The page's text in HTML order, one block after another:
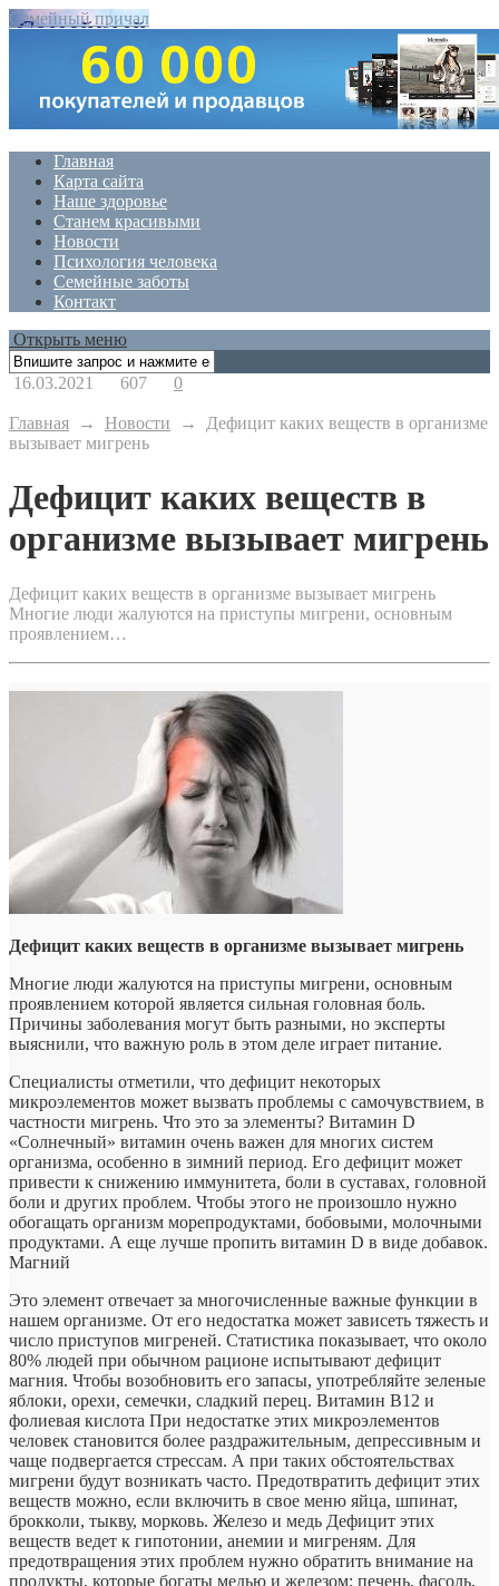
Семейный причал
Главная
Карта сайта
Наше здоровье
Станем красивыми
Новости
Психология человека
Семейные заботы
Контакт
Открыть меню
16.03.2021 607 0
Главная → Новости →
Дефицит каких веществ в организме
вызывает мигрень
Дефицит каких веществ в
организме вызывает мигрень
Дефицит каких веществ в организме вызывает мигрень
Многие люди жалуются на приступы мигрени, основным
проявлением…
Дефицит каких веществ в организме вызывает мигрень
Многие люди жалуются на приступы мигрени, основным
проявлением которой является сильная головная боль.
Причины заболевания могут быть разными, но эксперты
выяснили, что важную роль в этом деле играет питание.
Специалисты отметили, что дефицит некоторых
микроэлементов может вызвать проблемы с самочувствием, в
частности мигрень. Что это за элементы? Витамин D
«Солнечный» витамин очень важен для многих систем
организма, особенно в зимний период. Его дефицит может
привести к снижению иммунитета, боли в суставах, головной
боли и других проблем. Чтобы этого не произошло нужно
обогащать организм морепродуктами, бобовыми, молочными
продуктами. А еще лучше пропить витамин D в виде добавок.
Магний
Это элемент отвечает за многочисленные важные функции в
нашем организме. От его недостатка может зависеть тяжесть и
число приступов мигреней. Статистика показывает, что около
80% людей при обычном рационе испытывают дефицит
магния. Чтобы возобновить его запасы, употребляйте зеленые
яблоки, орехи, семечки, сладкий перец. Витамин B12 и
фолиевая кислота При недостатке этих микроэлементов
человек становится более раздражительным, депрессивным и
чаще подвергается стрессам. А при таких обстоятельствах
мигрени будут возникать часто. Предотвратить дефицит этих
веществ можно, если включить в свое меню яйца, шпинат,
брокколи, тыкву, морковь. Железо и медь Дефицит этих
веществ ведет к гипотонии, анемии и мигреням. Для
предотвращения этих проблем нужно обратить внимание на
продукты, которые богаты медью и железом: печень, фасоль,